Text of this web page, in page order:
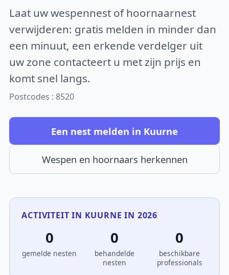
Laat uw wespennest of hoornaarnest
verwijderen: gratis melden in minder dan
een minuut, een erkende verdelger uit
uw zone contacteert u met zijn prijs en
komt snel langs.
Postcodes : 8520
Een nest melden in Kuurne
Wespen en hoornaars herkennen
ACTIVITEIT IN KUURNE IN 2026
0
gemelde nesten
0
behandelde
nesten
0
beschikbare
professionals